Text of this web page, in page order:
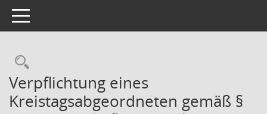
Toggle navigation
Rechercheauswahl
Verpflichtung eines
Kreistagsabgeordneten gemäß §